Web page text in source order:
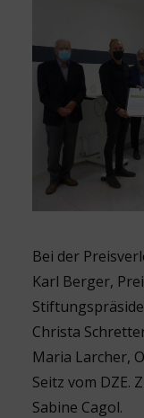
Bei der
Karl Berger,
Christa
Maria Larcher,
Seitz vom DZE.
Sabine Cagol.